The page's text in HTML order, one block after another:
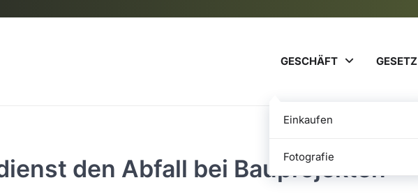
GESCHÄFT
Einkaufen
Fotografie
GESETZ
den Abfall bei Bauprojekten